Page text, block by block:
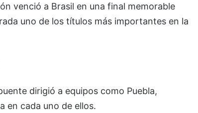
venció a Brasil en una final memorable
uno de los títulos más importantes en la
dirigió a equipos como Puebla,
en cada uno de ellos.